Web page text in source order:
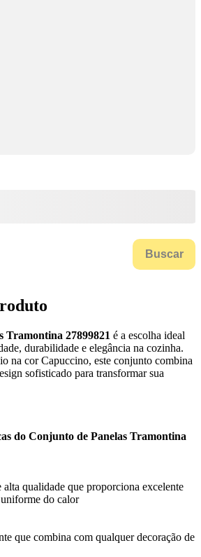
Buscar
Tramontina 27899821 é a escolha ideal
durabilidade e elegância na cozinha.
na cor Capuccino, este conjunto combina
sofisticado para transformar sua
do Conjunto de Panelas Tramontina
qualidade que proporciona excelente
do calor
que combina com qualquer decoração de